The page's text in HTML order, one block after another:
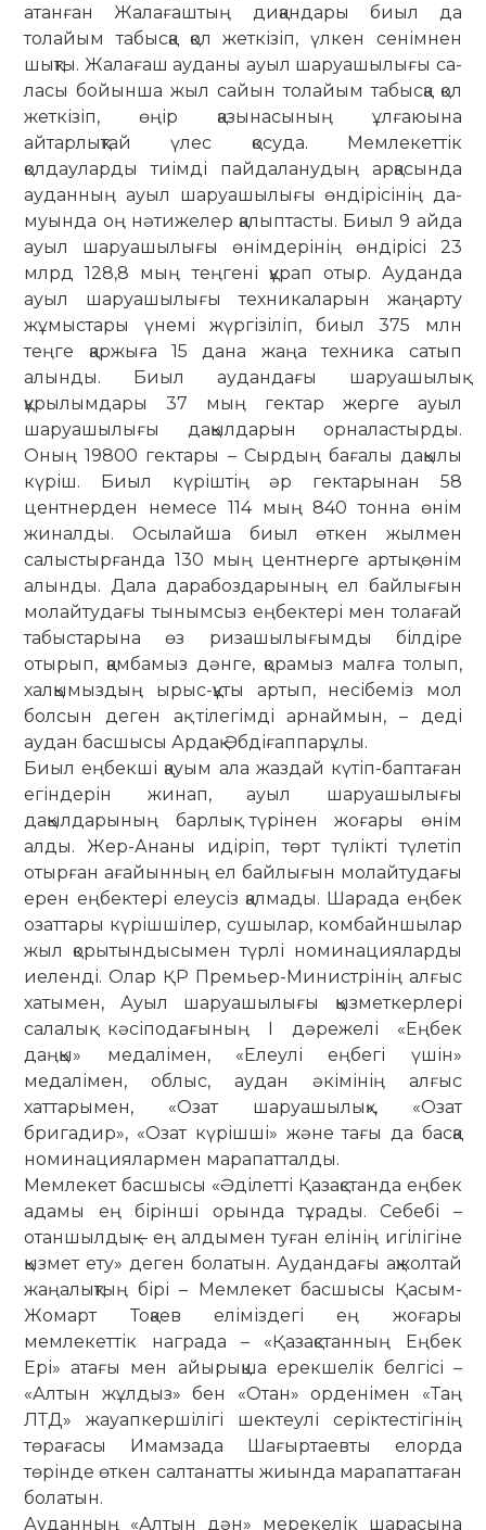
атанған Жалағаштың ди­қан­дары биыл да
толайым табысқа қол жеткізіп, үлкен сенімнен
шықты. Жа­лағаш ауданы ауыл шаруашылығы са­
ласы бойынша жыл сайын толайым та­быс­қа қол
жеткізіп, өңір қазы­на­сының ұлғаюына
айтарлықтай үлес қосуда. Мемлекеттік
қолдауларды тиімді пайдаланудың арқасында
ауданның ауыл шаруашылығы өндірісінің да­
муын­да оң нәтижелер қалыптасты. Биыл 9 айда
ауыл шаруашылығы өнім­дерінің өндірісі 23
млрд 128,8 мың теңгені құрап отыр. Ауданда
ауыл шаруашылығы тех­никаларын жаңарту
жұмыстары үнемі жүргізіліп, биыл 375 млн
теңге қаржыға 15 дана жаңа техника сатып
алынды. Биыл аудандағы шаруашылық
құрылымдары 37 мың гектар жерге ауыл
шаруашылығы дақылдарын орна­лас­тырды.
Оның 19800 гектары – Сырдың бағалы дақылы
күріш. Биыл күріштің әр гектарынан 58
центнерден немесе 114 мың 840 тонна өнім
жиналды. Осылайша биыл өткен жылмен
салыстырғанда 130 мың центнерге артық өнім
алынды. Дала дарабоздарының ел бай­лығын
мо­лайтудағы тынымсыз еңбек­тері мен толағай
табыстарына өз ризашы­­лы­ғымды білдіре
отырып, қам­бамыз дән­ге, қорамыз малға толып,
хал­қы­мыздың ырыс-құты артып, несі­беміз мол
болсын деген ақ тілегімді арнай­мын, – деді
аудан басшысы Ардақ Әбдіғап­парұлы.
Биыл еңбекші қауым ала жаздай күтіп-баптаған
егіндерін жинап, ауыл шаруашылығы
дақылдарының барлық түрінен жоғары өнім
алды. Жер-Ананы идіріп, төрт түлікті түлетіп
отырған ағайынның ел байлығын молайтудағы
ерен еңбектері елеусіз қалмады. Шарада еңбек
озаттары күрішшілер, сушылар, комбайншылар
жыл қорытындысымен түрлі номинацияларды
иеленді. Олар ҚР Премьер-Министрінің ал­ғыс
ха­тымен, Ауыл шаруашылығы қызмет­кер­лері
салалық кәсіподағының І дәрежелі «Еңбек
даңқы» медалімен, «Елеулі ең­бегі үшін»
медалімен, облыс, аудан әкімінің алғыс
хаттарымен, «Озат шаруашылық», «Озат
бригадир», «Озат күрішші» және тағы да басқа
номина­циялармен марапатталды.
Мемлекет басшысы «Әділетті Қа­зақ­станда еңбек
адамы ең бірінші орында тұрады. Себебі –
отаншылдық – ең алдымен туған елінің игілігіне
қызмет ету» деген болатын. Аудандағы ақжолтай
жаңалықтың бірі – Мемлекет басшысы Қасым-
Жомарт Тоқаев елі­міздегі ең жоғары
мемлекеттік награда – «Қазақстанның Еңбек
Ері» атағы мен айырықша ерекшелік белгісі –
«Алтын жұлдыз» бен «Отан» орденімен «Таң
ЛТД» жауапкершілігі шектеулі се­рік­тестігінің
төрағасы Имамзада Шағыр­­таевты елорда
төрінде өткен сал­та­натты жиында марапаттаған
бола­тын.
Ауданның «Алтын дән» мере­келік ша­расына